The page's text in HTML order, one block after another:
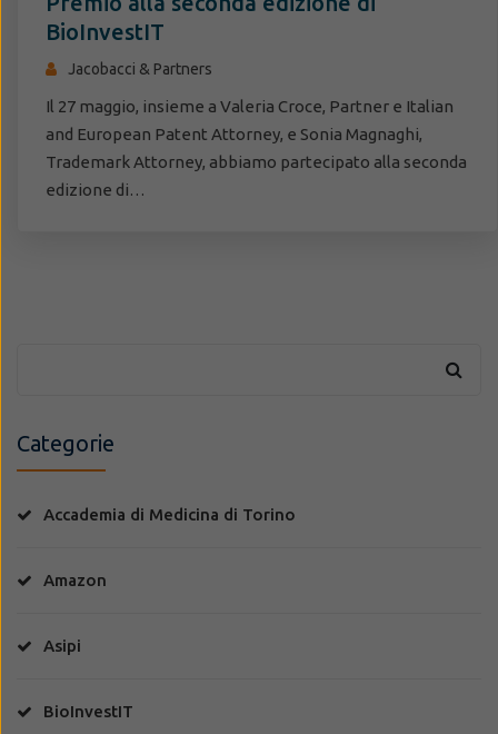
BioInvestIT
Jacobacci & Partners
Il 27 maggio, insieme a Valeria Croce, Partner e Italian
and European Patent Attorney, e Sonia Magnaghi,
Trademark Attorney, abbiamo partecipato alla seconda
edizione di…
Categorie
Accademia di Medicina di Torino
Amazon
Asipi
BioInvestIT